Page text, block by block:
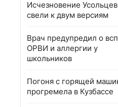
Исчезновение
свели к двум версиям
Врач предупредил о
ОРВИ и аллергии у
школьников
Погоня с горящей
прогремела в Кузбассе